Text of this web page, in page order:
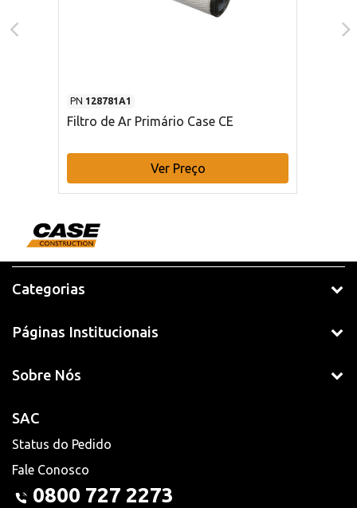
PN 128781A1
Filtro de Ar Primário Case CE
Ver Preço
Categorias
Páginas Institucionais
Sobre Nós
SAC
Status do Pedido
Fale Conosco
0800 727 2273